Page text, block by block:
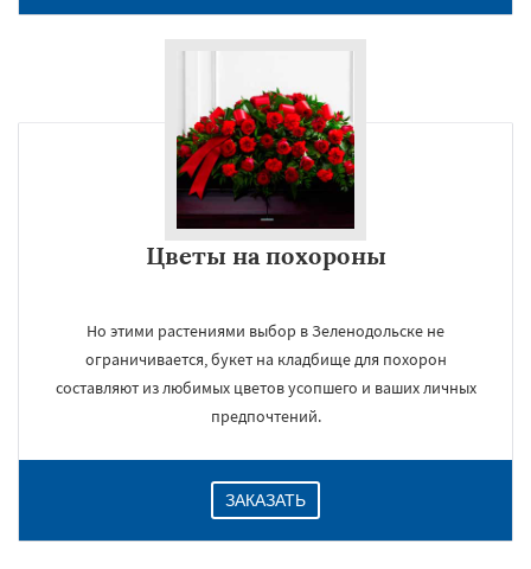
Цветы на похороны
Но этими растениями выбор в Зеленодольске не
ограничивается, букет на кладбище для похорон
составляют из любимых цветов усопшего и ваших личных
предпочтений.
ЗАКАЗАТЬ